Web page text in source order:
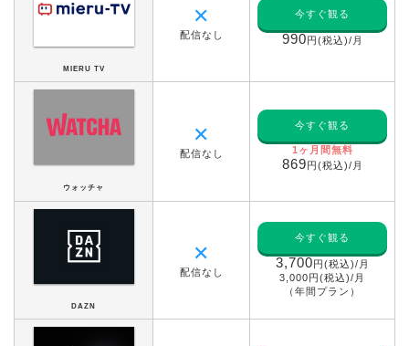
MIERU TV
✕
配信なし
今すぐ観る
990円(税込)/月
ウォッチャ
✕
配信なし
今すぐ観る
1ヶ月間無料
869円(税込)/月
DAZN
✕
配信なし
今すぐ観る
3,700円(税込)/月
3,000円(税込)/月
（年間プラン）